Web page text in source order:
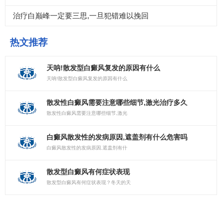
治疗白巅峰一定要三思,一旦犯错难以挽回
热文推荐
天呐!散发型白癜风复发的原因有什么
天呐!散发型白癜风复发的原因有什么
散发性白癜风需要注意哪些细节,激光治疗多久
散发性白癜风需要注意哪些细节,激光
白癜风散发性的发病原因,遮盖剂有什么危害吗
白癜风散发性的发病原因,遮盖剂有什
散发型白癜风有何症状表现
散发型白癜风有何症状表现？冬天的天